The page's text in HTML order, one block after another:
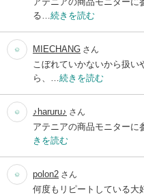
る… 続きを読む
MIECHANG さん
こぼれていかないから扱
ら、… 続きを読む
♪haruru♪ さん
アテニアの商品モニターに
きを読む
polon2 さん
何度もリピートしている大